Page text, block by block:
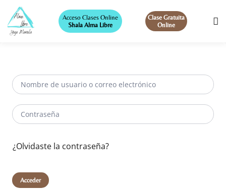
Acceso Clases Online
Shala Alma Libre
Clase Gratuita
Online
¿Olvidaste la contraseña?
Acceder